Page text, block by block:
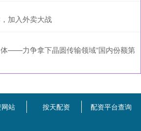
加入外卖大战
——力争拿下晶圆传输领域“国内份额第
站 按天配资 配资平台查询